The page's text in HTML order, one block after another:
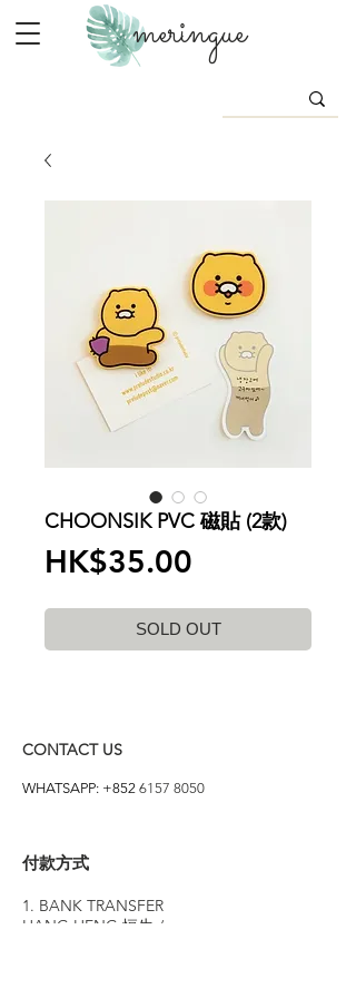
meringue
CHOONSIK PVC 磁貼 (2款)
HK$35.00
格
SOLD OUT
CONTACT US
WHATSAPP: +852 6157 8050
付款方式
1. BANK TRANSFER
HANG HENG 恒生 /